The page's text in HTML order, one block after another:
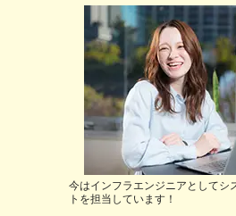
今はインフラエンジニアとしてシ
トを担当しています！